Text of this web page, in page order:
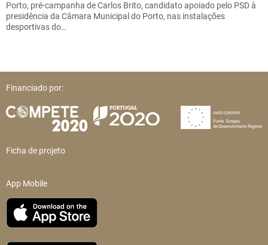
Porto, pré-campanha de Carlos Brito, candidato apoiado pelo PSD à
presidência da Câmara Municipal do Porto, nas instalações
desportivas do…
Financiado por:
Ficha de projeto
App Mobile